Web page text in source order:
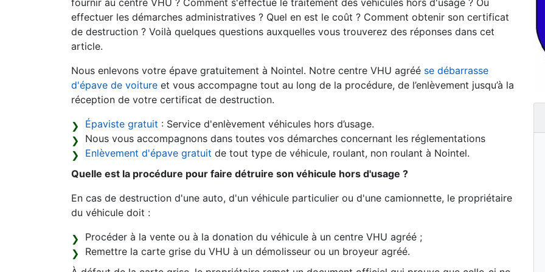
fournir au centre VHU ? Comment s'effectue le traitement des véhicules hors d'usage ? Où
effectuer les démarches administratives ? Quel en est le coût ? Comment obtenir son certificat
de destruction ? Voilà quelques questions auxquelles vous trouverez des réponses dans cet
article.
Nous enlevons votre épave gratuitement à Nointel. Notre centre VHU agréé se débarrasse
d'épave de voiture et vous accompagne tout au long de la procédure, de l’enlèvement jusqu’à la
réception de votre certificat de destruction.
Épaviste gratuit : Service d'enlèvement véhicules hors d’usage.
Nous vous accompagnons dans toutes vos démarches concernant les réglementations
Enlèvement d'épave gratuit de tout type de véhicule, roulant, non roulant à Nointel.
Quelle est la procédure pour faire détruire son véhicule hors d'usage ?
En cas de destruction d'une auto, d'un véhicule particulier ou d'une camionnette, le propriétaire
du véhicule doit :
Procéder à la vente ou à la donation du véhicule à un centre VHU agréé ;
Remettre la carte grise du VHU à un démolisseur ou un broyeur agréé.